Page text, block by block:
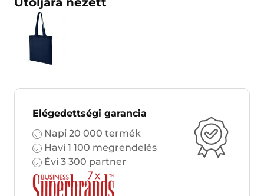
Elégedettségi garancia
Napi 20 000 termék
Havi 1 100 megrendelés
Évi 3 300 partner